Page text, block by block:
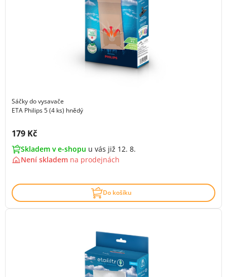
Sáčky do vysavače
ETA Philips 5 (4 ks) hnědý
Cena s DPH:
179 Kč
Skladem v e-shopu u vás již 12. 8.
Není skladem na prodejnách
Do košíku